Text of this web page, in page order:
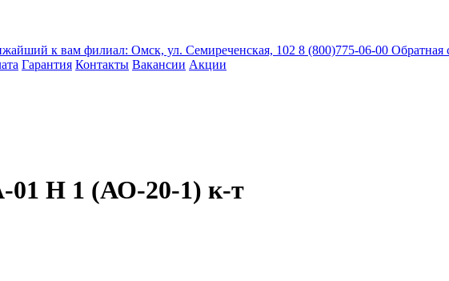
к вам филиал: Омск, ул. Семиреченская, 102 8 (800)775-06-00 Обратная
Гарантия Контакты Вакансии Акции
Н 1 (АО-20-1) к-т